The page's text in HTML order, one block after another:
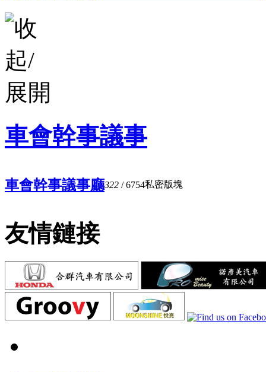
車會幹事議事
車會幹事議事廳322 / 6754私密版塊
友情鏈接